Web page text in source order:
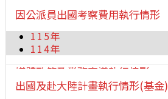
因公派員出國考察費用執行情形
115年
114年
媒體政策及業務宣導執行情形
出國及赴大陸計畫執行情形(基金)